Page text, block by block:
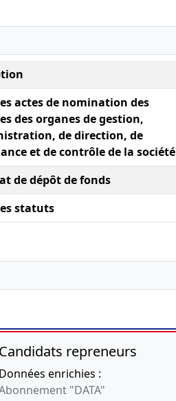
actes de nomination des
des organes de gestion,
de direction, de
et de contrôle de la société
de dépôt de fonds
statuts
Candidats repreneurs
Données enrichies :
"DATA"